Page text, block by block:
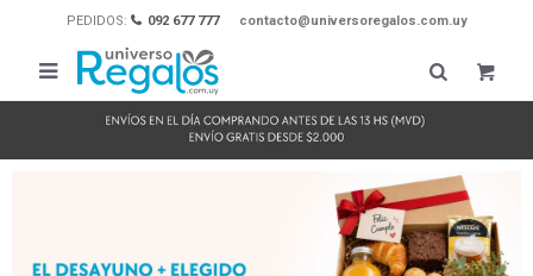
PEDIDOS: 092 677 777 contacto@universoregalos.com.uy
